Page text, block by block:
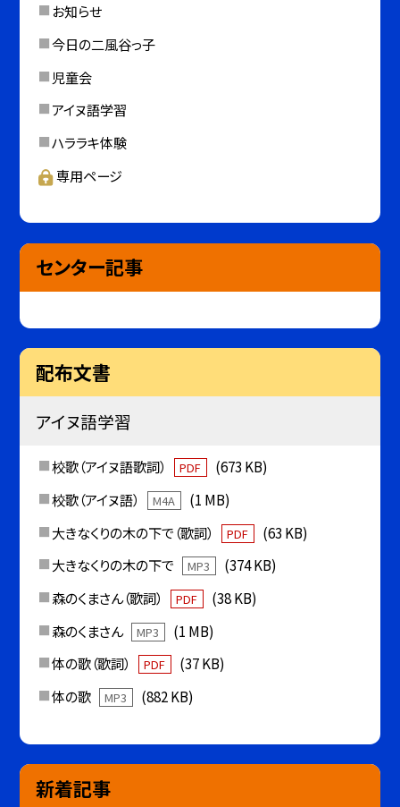
お知らせ
今日の二風谷っ子
児童会
アイヌ語学習
ハララキ体験
専用ページ
センター記事
配布文書
アイヌ語学習
校歌（アイヌ語歌詞） PDF
(673 KB)
校歌（アイヌ語）
M4A
(1 MB)
大きなくりの木の下で（歌詞）
PDF
(63 KB)
大きなくりの木の下で
MP3
(374 KB)
森のくまさん（歌詞）
PDF
(38 KB)
森のくまさん
MP3
(1 MB)
体の歌（歌詞）
PDF
(37 KB)
体の歌
MP3 (882 KB)
新着記事